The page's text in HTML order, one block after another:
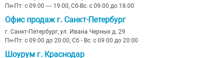
Пн-Пт: с 09:00 — 19:00, Сб-Вс: с 09:00 до 18:00
Офис продаж г. Санкт-Петербург
г. Санкт-Петербург, ул. Ивана Черных д. 29
Пн-Пт: с 09:00 до 20:00, Сб - Вс: с 09:00 до 20:00
Шоурум г. Краснодар